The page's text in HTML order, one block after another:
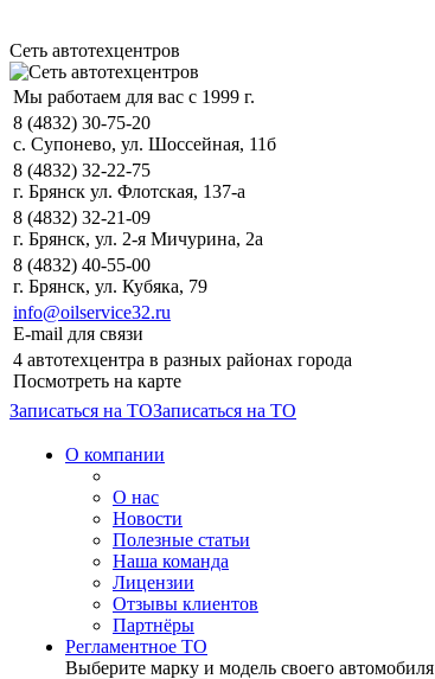
Сеть автотехцентров
Мы работаем для вас с 1999 г.
8 (4832) 30-75-20
с. Супонево, ул. Шоссейная, 11б
8 (4832) 32-22-75
г. Брянск ул. Флотская, 137-а
8 (4832) 32-21-09
г. Брянск, ул. 2-я Мичурина, 2а
8 (4832) 40-55-00
г. Брянск, ул. Кубяка, 79
info@oilservice32.ru
E-mail для связи
4 автотехцентра в разных районах города
Посмотреть на карте
Записаться на ТОЗаписаться на ТО
О компании
О нас
Новости
Полезные статьи
Наша команда
Лицензии
Отзывы клиентов
Партнёры
Регламентное ТО
Выберите марку и модель своего автомобиля